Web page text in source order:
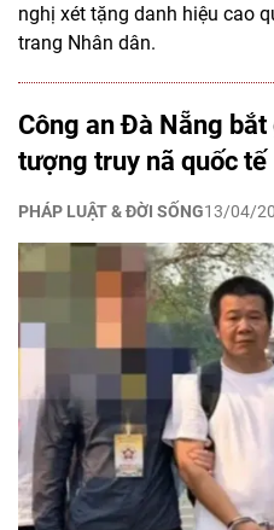
nghị xét tặng danh hiệu cao
trang Nhân dân.
Công an Đà Nẵng
tượng truy nã quốc tế
PHÁP LUẬT & ĐỜI SỐNG13/04/